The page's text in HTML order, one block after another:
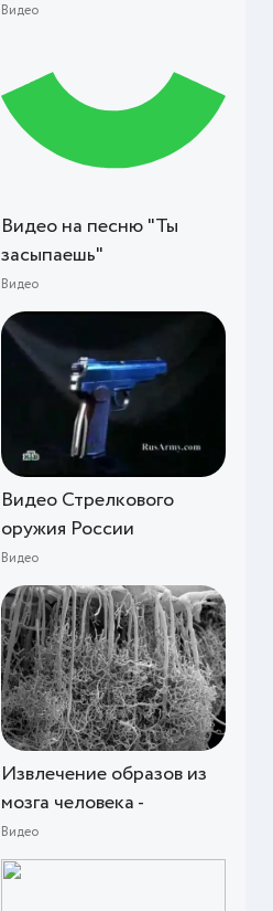
Видео
Видео на песню "Ты
засыпаешь"
Видео
Видео Стрелкового
оружия России
Видео
Извлечение образов из
мозга человека -
Видео